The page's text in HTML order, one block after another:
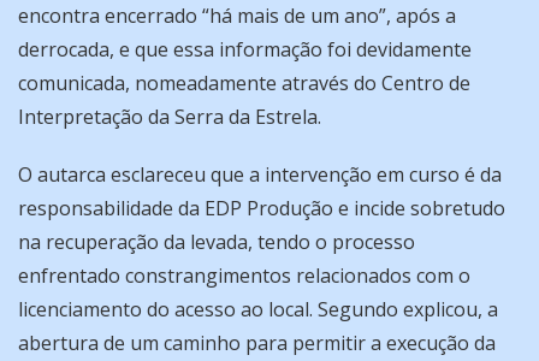
encontra encerrado “há mais de um ano”, após a
derrocada, e que essa informação foi devidamente
comunicada, nomeadamente através do Centro de
Interpretação da Serra da Estrela.
O autarca esclareceu que a intervenção em curso é da
responsabilidade da EDP Produção e incide sobretudo
na recuperação da levada, tendo o processo
enfrentado constrangimentos relacionados com o
licenciamento do acesso ao local. Segundo explicou, a
abertura de um caminho para permitir a execução da